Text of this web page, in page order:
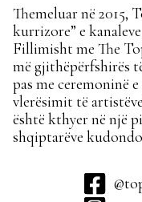
Themeluar në 2015,
kurrizore” e
Fillimisht me The
më gjithëpërfshirës
pas me ceremoninë
vlerësimit të
është kthyer në një
shqiptarëve